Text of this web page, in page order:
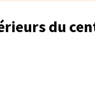
du